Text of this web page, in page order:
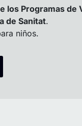
los Programas de
de Sanitat.
niños.